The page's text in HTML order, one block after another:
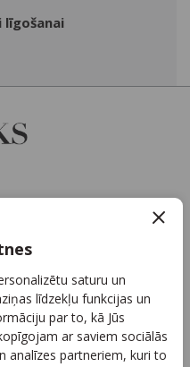
saturu un
līdzekļu funkcijas un
par to, kā Jūs
ar saviem sociālās
analīzes partneriem, kuri to
līgošanai